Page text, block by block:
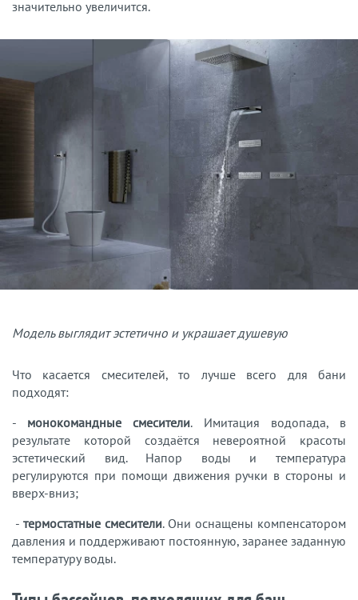
значительно увеличится.
Модель выглядит эстетично и украшает душевую
Что касается смесителей, то лучше всего для бани
подходят:
- монокомандные смесители. Имитация водопада, в
результате которой создаётся невероятной красоты
эстетический вид. Напор воды и температура
регулируются при помощи движения ручки в стороны и
вверх-вниз;
- термостатные смесители. Они оснащены компенсатором
давления и поддерживают постоянную, заранее заданную
температуру воды.